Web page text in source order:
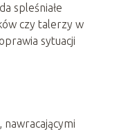
spleśniałe
czy talerzy w
sytuacji
nawracającymi